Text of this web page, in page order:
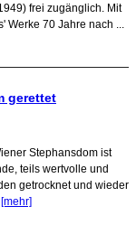
frei zugänglich. Mit
70 Jahre nach ...
gerettet
Stephansdom ist
teils wertvolle und
getrocknet und wieder
[mehr]